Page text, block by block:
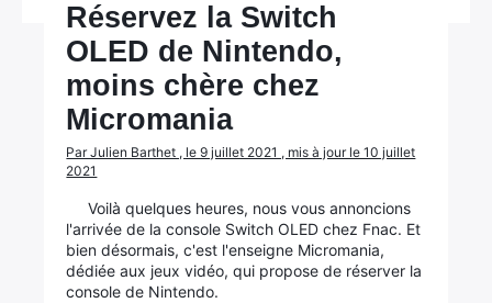
Réservez la Switch
OLED de Nintendo,
moins chère chez
Micromania
Par Julien Barthet , le 9 juillet 2021 , mis à jour le 10 juillet
2021
Voilà quelques heures, nous vous annoncions
l'arrivée de la console Switch OLED chez Fnac. Et
bien désormais, c'est l'enseigne Micromania,
dédiée aux jeux vidéo, qui propose de réserver la
console de Nintendo.